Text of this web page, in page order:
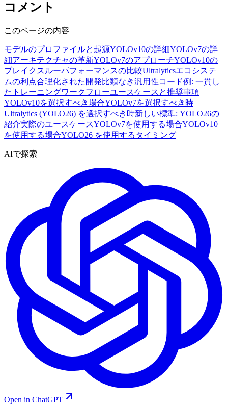
コメント
このページの内容
モデルのプロファイルと起源YOLOv10の詳細YOLOv7の詳
細アーキテクチャの革新YOLOv7のアプローチYOLOv10の
ブレイクスルーパフォーマンスの比較Ultralyticsエコシステ
ムの利点合理化された開発比類なき汎用性コード例: 一貫し
たトレーニングワークフローユースケースと推奨事項
YOLOv10を選択すべき場合YOLOv7を選択すべき時
Ultralytics (YOLO26) を選択すべき時新しい標準: YOLO26の
紹介実際のユースケースYOLOv7を使用する場合YOLOv10
を使用する場合YOLO26 を使用するタイミング
AIで探索
Open in ChatGPT